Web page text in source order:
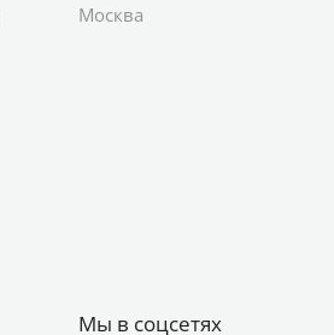
Москва
Мы в соцсетях